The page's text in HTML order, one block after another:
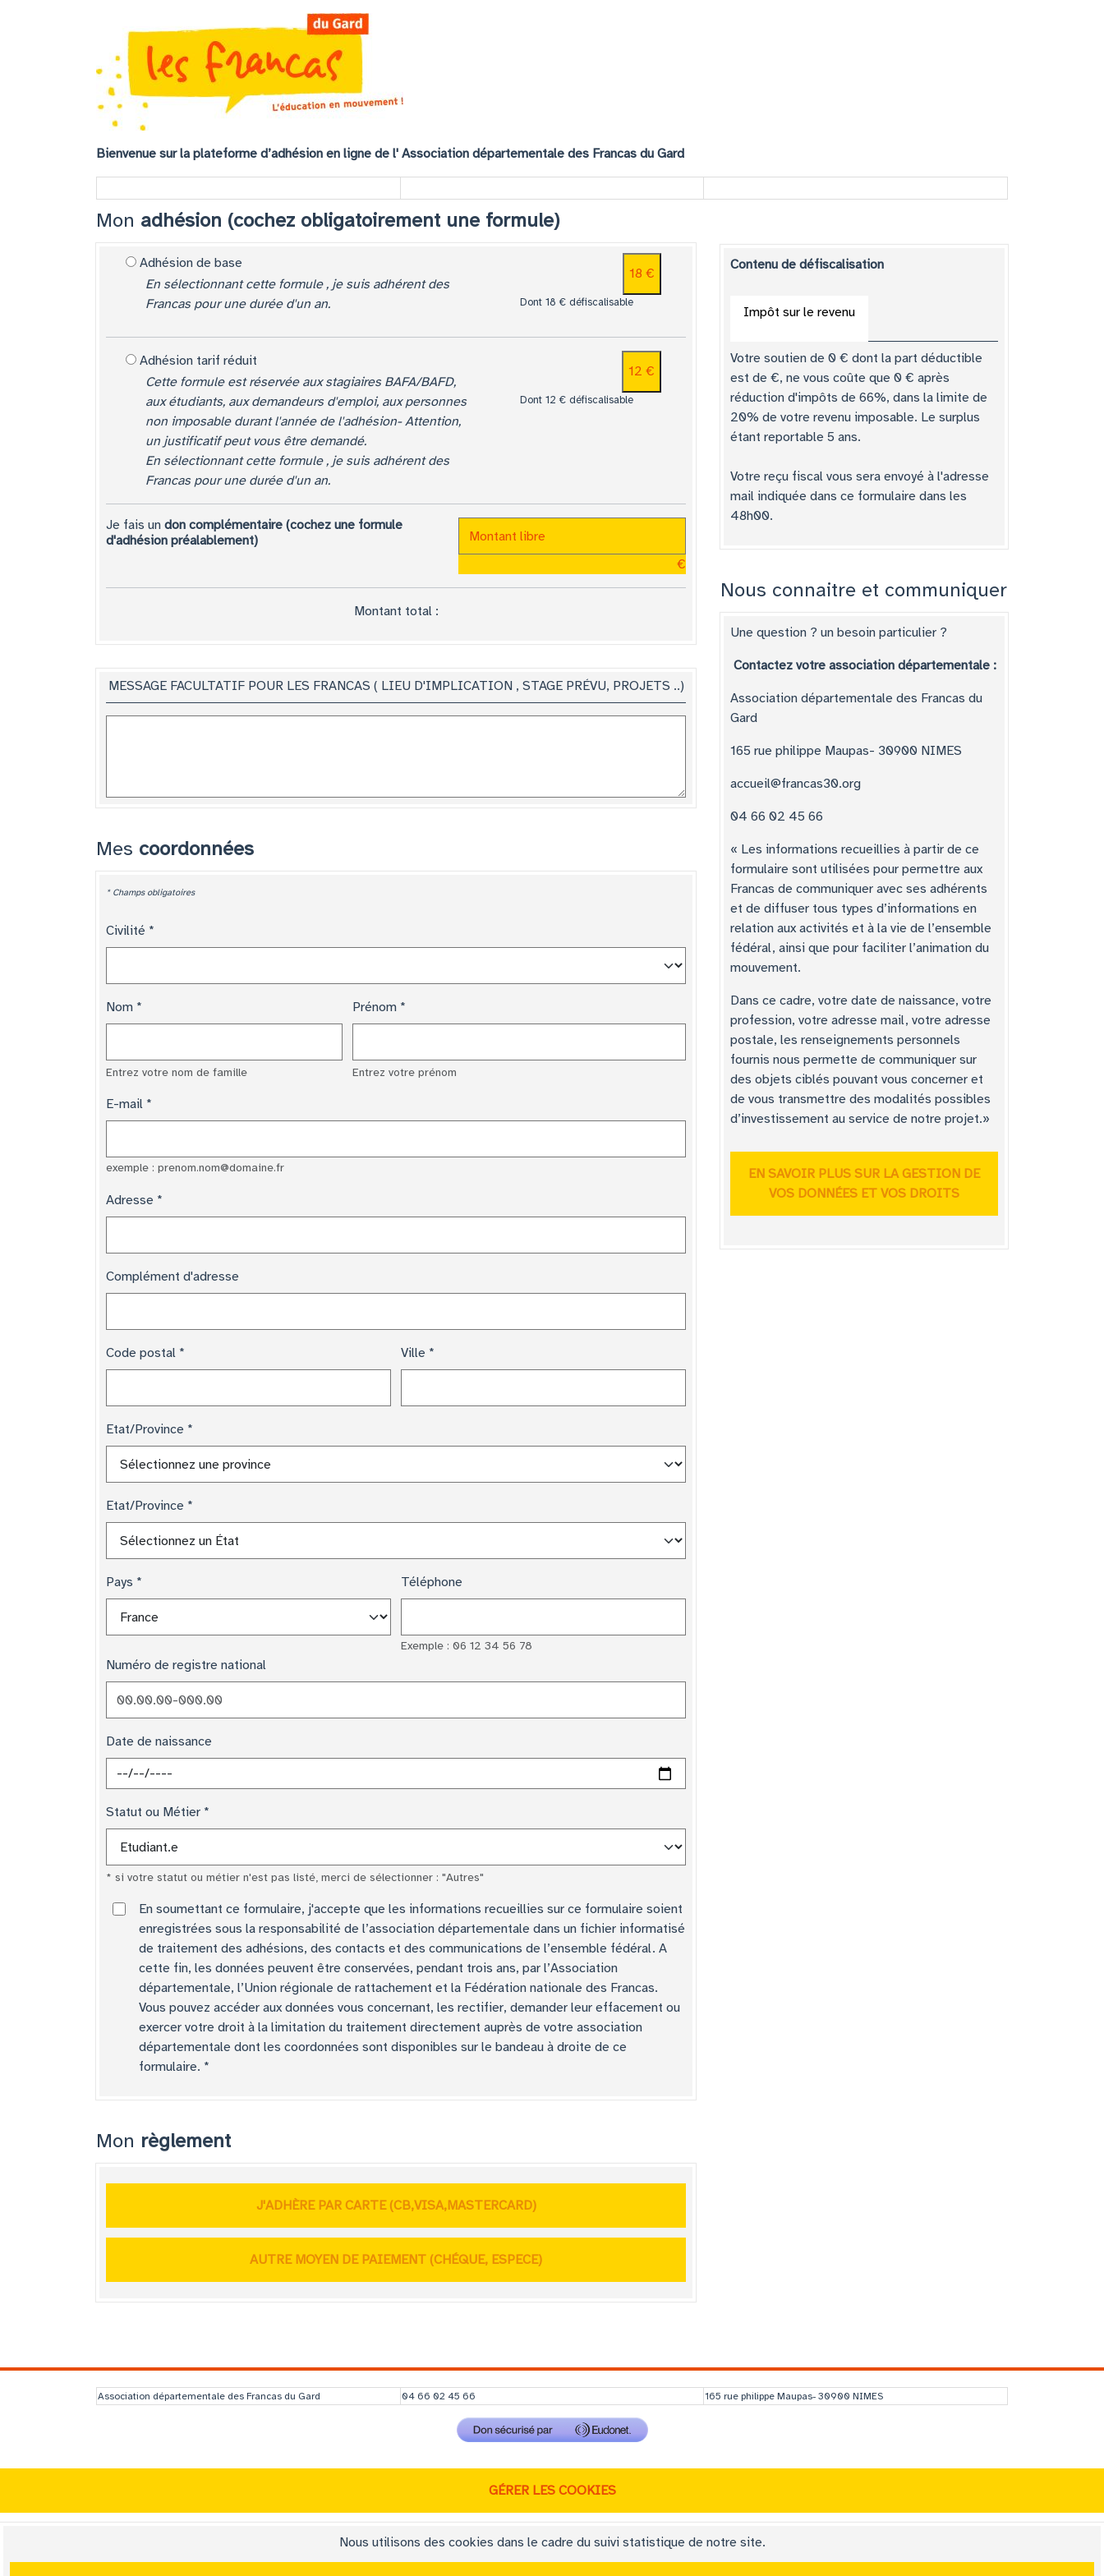
Bienvenue sur la plateforme d’adhésion en ligne de l' Association départementale des Francas du Gard
Mon adhésion (cochez obligatoirement une formule)
Adhésion de base
En sélectionnant cette formule , je suis adhérent des
Francas pour une durée d'un an.
18 €
Dont 18 € défiscalisable
Adhésion tarif réduit
Cette formule est réservée aux stagiaires BAFA/BAFD,
aux étudiants, aux demandeurs d'emploi, aux personnes
non imposable durant l'année de l'adhésion- Attention,
un justificatif peut vous être demandé.
En sélectionnant cette formule , je suis adhérent des
Francas pour une durée d'un an.
12 €
Dont 12 € défiscalisable
Je fais un don complémentaire (cochez une formule
d'adhésion préalablement)
€
Montant total :
MESSAGE FACULTATIF POUR LES FRANCAS ( LIEU D'IMPLICATION , STAGE PRÉVU, PROJETS ..)
Mes coordonnées
* Champs obligatoires
Civilité
Nom
Entrez votre nom de famille
Prénom
Entrez votre prénom
E-mail
exemple : prenom.nom@domaine.fr
Adresse
Complément d'adresse
Code postal Ville
Etat/Province
Etat/Province
Pays Téléphone
Exemple : 06 12 34 56 78
Numéro de registre national
Date de naissance
Statut ou Métier
* si votre statut ou métier n'est pas listé, merci de sélectionner : "Autres"
En soumettant ce formulaire, j'accepte que les informations recueillies sur ce formulaire soient
enregistrées sous la responsabilité de l’association départementale dans un fichier informatisé
de traitement des adhésions, des contacts et des communications de l’ensemble fédéral. A
cette fin, les données peuvent être conservées, pendant trois ans, par l’Association
départementale, l’Union régionale de rattachement et la Fédération nationale des Francas.
Vous pouvez accéder aux données vous concernant, les rectifier, demander leur effacement ou
exercer votre droit à la limitation du traitement directement auprès de votre association
départementale dont les coordonnées sont disponibles sur le bandeau à droite de ce
formulaire.
Mon règlement
J'ADHÈRE PAR CARTE (CB,VISA,MASTERCARD)
AUTRE MOYEN DE PAIEMENT (CHÉQUE, ESPECE)
Contenu de défiscalisation
Impôt sur le revenu
Votre soutien de 0 € dont la part déductible
est de €, ne vous coûte que 0 € après
réduction d'impôts de 66%, dans la limite de
20% de votre revenu imposable. Le surplus
étant reportable 5 ans.
Votre reçu fiscal vous sera envoyé à l'adresse
mail indiquée dans ce formulaire dans les
48h00.
Nous connaitre et communiquer
Une question ? un besoin particulier ?
Contactez votre association départementale :
Association départementale des Francas du
Gard
165 rue philippe Maupas- 30900 NIMES
accueil@francas30.org
04 66 02 45 66
« Les informations recueillies à partir de ce
formulaire sont utilisées pour permettre aux
Francas de communiquer avec ses adhérents
et de diffuser tous types d’informations en
relation aux activités et à la vie de l’ensemble
fédéral, ainsi que pour faciliter l’animation du
mouvement.
Dans ce cadre, votre date de naissance, votre
profession, votre adresse mail, votre adresse
postale, les renseignements personnels
fournis nous permette de communiquer sur
des objets ciblés pouvant vous concerner et
de vous transmettre des modalités possibles
d’investissement au service de notre projet.»
EN SAVOIR PLUS SUR LA GESTION DE
VOS DONNÉES ET VOS DROITS
Association départementale des Francas du Gard 04 66 02 45 66 165 rue philippe Maupas- 30900 NIMES
GÉRER LES COOKIES
Nous utilisons des cookies dans le cadre du suivi statistique de notre site.